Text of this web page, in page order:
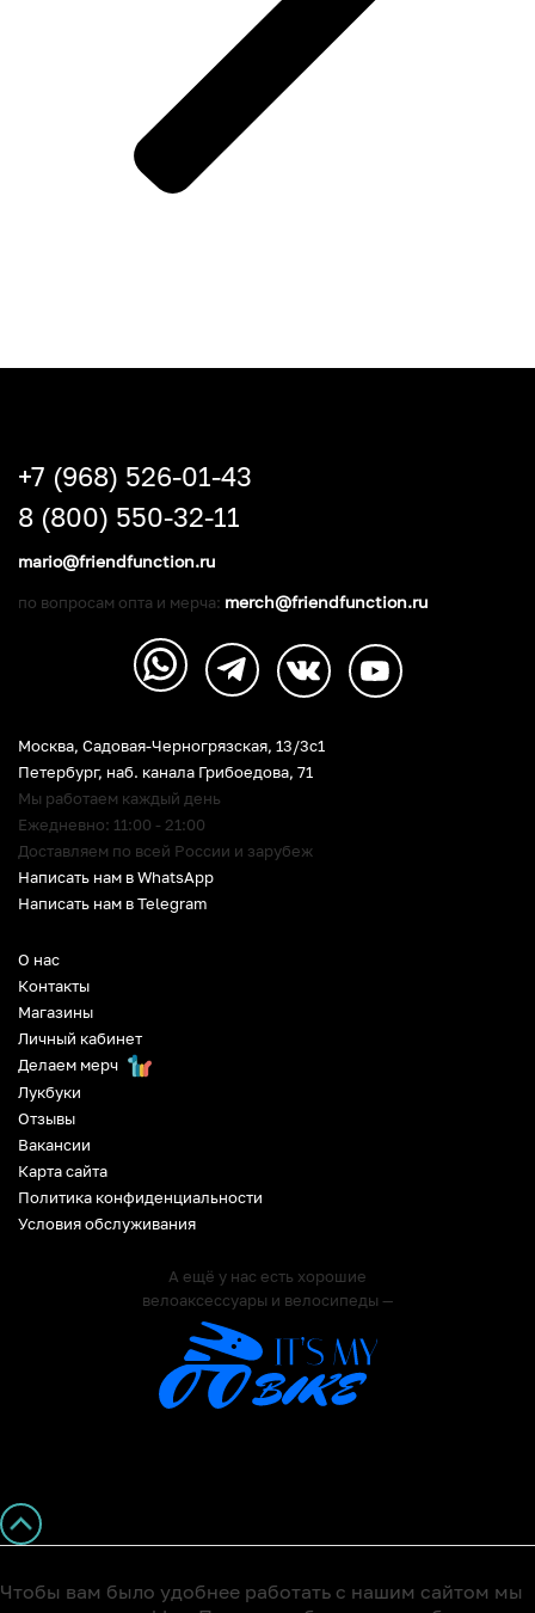
О нас
Контакты
Магазины
Личный кабинет
Делаем мерч
Лукбуки
Отзывы
Вакансии
Карта сайта
Политика конфиденциальности
Условия обслуживания
А ещё у нас есть хорошие
велоаксессуары и велосипеды —
Москва, Садовая-Черногрязская, 13/3c1
Петербург, наб. канала Грибоедова, 71
Мы работаем каждый день
Ежедневно: 11:00 - 21:00
Доставляем по всей России и зарубеж
Написать нам в WhatsApp
Написать нам в Telegram
+7 (968) 526-01-43
8 (800) 550-32-11
mario@friendfunction.ru
по вопросам опта и мерча: merch@friendfunction.ru
Чтобы вам было удобнее работать с нашим сайтом мы